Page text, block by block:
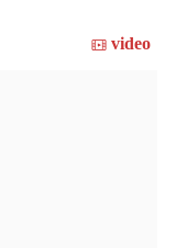
video